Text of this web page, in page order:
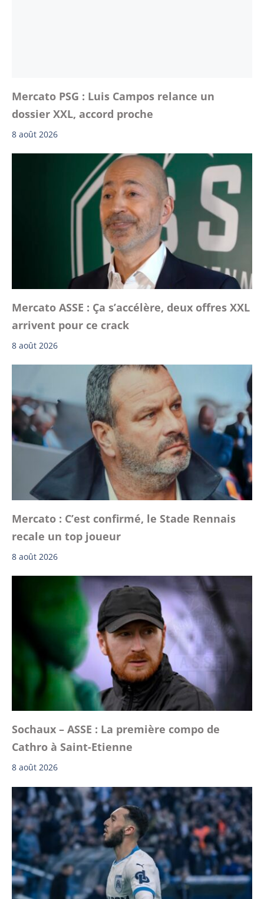
Mercato PSG : Luis Campos relance un
dossier XXL, accord proche
8 août 2026
Mercato ASSE : Ça s’accélère, deux offres XXL
arrivent pour ce crack
8 août 2026
Mercato : C’est confirmé, le Stade Rennais
recale un top joueur
8 août 2026
Sochaux – ASSE : La première compo de
Cathro à Saint-Etienne
8 août 2026